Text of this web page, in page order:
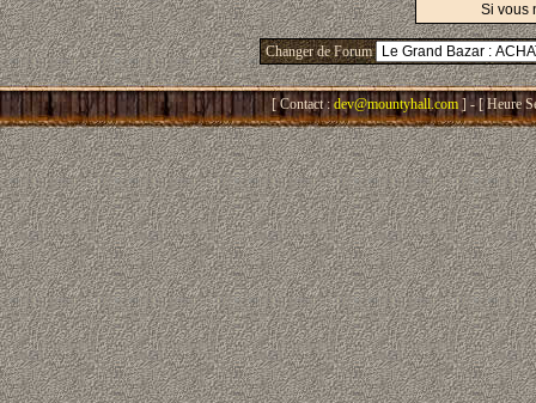
Si vous
Changer de Forum
[ Contact : dev@mountyhall.com ] - [ Heure